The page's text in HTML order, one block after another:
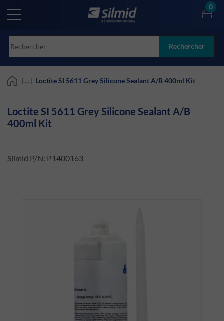
main
Rechercher
0
| ... | Loctite SI 5611 Grey Silicone Sealant A/B 400ml Kit
Loctite SI 5611 Grey Silicone Sealant A/B
400ml Kit
Silmid P/N: P1400163